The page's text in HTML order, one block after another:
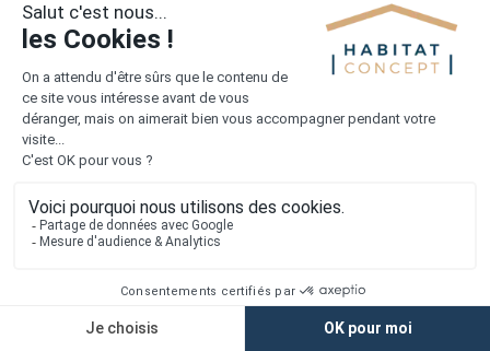
pour la maison. Outre l'achat du terrain et la construction, il
faut prendre en compte la viabilisation si elle n'est pas
proposée par le constructeur. Les frais de raccordements et les
taxes éventuelles coûtent entre 5 000 et 15 000 euros selon la
localisation du terrain et son accès.
Quant auxfrais de notaire
Lorsque vous vous tournez vers une maison existante, il sera
nécessaire de faire des travaux de rénovation. Ceux-ci sont
souvent coûteux et doivent être ajoutés au prix de l'achat